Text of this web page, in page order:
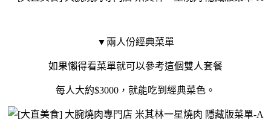
▼兩人份經典菜單
如果懶得看菜單就可以參考這個雙人套餐
每人大約$3000，就能吃到經典菜色。